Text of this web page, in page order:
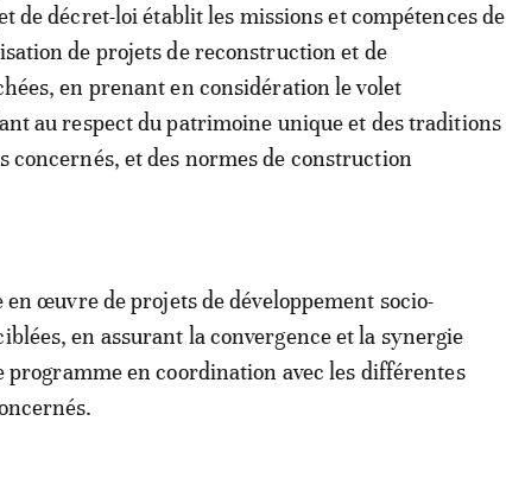
de décret-loi établit les missions et compétences de
de projets de reconstruction et de
en prenant en considération le volet
au respect du patrimoine unique et des traditions
concernés, et des normes de construction
en œuvre de projets de développement socio-
en assurant la convergence et la synergie
en coordination avec les différentes